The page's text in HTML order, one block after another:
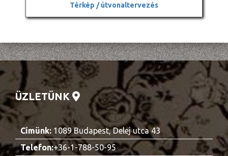
Térkép / útvonaltervezés
ÜZLETÜNK
Címünk: 1089 Budapest, Delej utca 43
Telefon:+36-1-788-50-95